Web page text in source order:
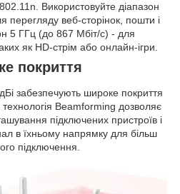
Використовуйте діапазон
перегляду веб-сторінок, пошти і
5 ГГц (до 867 Мбіт/с) - для
як HD-стрім або онлайн-ігри.
покриття
забезпечують широке покриття
Beamforming дозволяє
підключених пристроїв і
в їхньому напрямку для більш
підключення.